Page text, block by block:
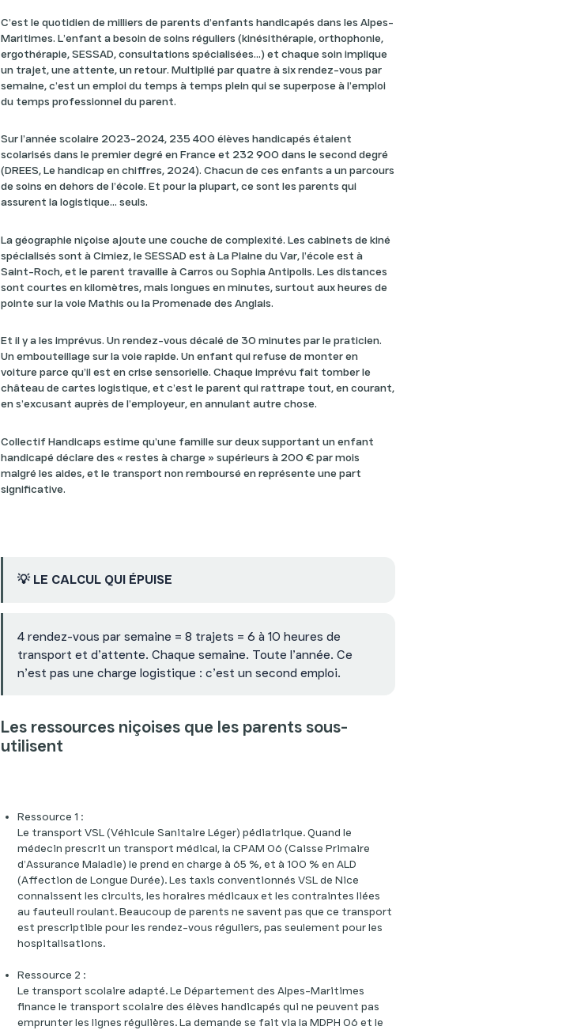
C’est le quotidien de milliers de parents d’enfants handicapés dans les Alpes-
Maritimes. L’enfant a besoin de soins réguliers (kinésithérapie, orthophonie,
ergothérapie, SESSAD, consultations spécialisées...) et chaque soin implique
un trajet, une attente, un retour. Multiplié par quatre à six rendez-vous par
semaine, c’est un emploi du temps à temps plein qui se superpose à l’emploi
du temps professionnel du parent.
Sur l’année scolaire 2023-2024, 235 400 élèves handicapés étaient
scolarisés dans le premier degré en France et 232 900 dans le second degré
(DREES, Le handicap en chiffres, 2024). Chacun de ces enfants a un parcours
de soins en dehors de l’école. Et pour la plupart, ce sont les parents qui
assurent la logistique... seuls.
La géographie niçoise ajoute une couche de complexité. Les cabinets de kiné
spécialisés sont à Cimiez, le SESSAD est à La Plaine du Var, l’école est à
Saint-Roch, et le parent travaille à Carros ou Sophia Antipolis. Les distances
sont courtes en kilomètres, mais longues en minutes, surtout aux heures de
pointe sur la voie Mathis ou la Promenade des Anglais.
Et il y a les imprévus. Un rendez-vous décalé de 30 minutes par le praticien.
Un embouteillage sur la voie rapide. Un enfant qui refuse de monter en
voiture parce qu’il est en crise sensorielle. Chaque imprévu fait tomber le
château de cartes logistique, et c’est le parent qui rattrape tout, en courant,
en s’excusant auprès de l’employeur, en annulant autre chose.
Collectif Handicaps estime qu’une famille sur deux supportant un enfant
handicapé déclare des « restes à charge » supérieurs à 200 € par mois
malgré les aides, et le transport non remboursé en représente une part
significative.
💡 LE CALCUL QUI ÉPUISE
4 rendez-vous par semaine = 8 trajets = 6 à 10 heures de
transport et d’attente. Chaque semaine. Toute l’année. Ce
n’est pas une charge logistique : c’est un second emploi.
Les ressources niçoises que les parents sous-
utilisent
Ressource 1 :
Le transport VSL (Véhicule Sanitaire Léger) pédiatrique. Quand le
médecin prescrit un transport médical, la CPAM 06 (Caisse Primaire
d’Assurance Maladie) le prend en charge à 65 %, et à 100 % en ALD
(Affection de Longue Durée). Les taxis conventionnés VSL de Nice
connaissent les circuits, les horaires médicaux et les contraintes liées
au fauteuil roulant. Beaucoup de parents ne savent pas que ce transport
est prescriptible pour les rendez-vous réguliers, pas seulement pour les
hospitalisations.
Ressource 2 :
Le transport scolaire adapté. Le Département des Alpes-Maritimes
finance le transport scolaire des élèves handicapés qui ne peuvent pas
emprunter les lignes régulières. La demande se fait via la MDPH 06 et le